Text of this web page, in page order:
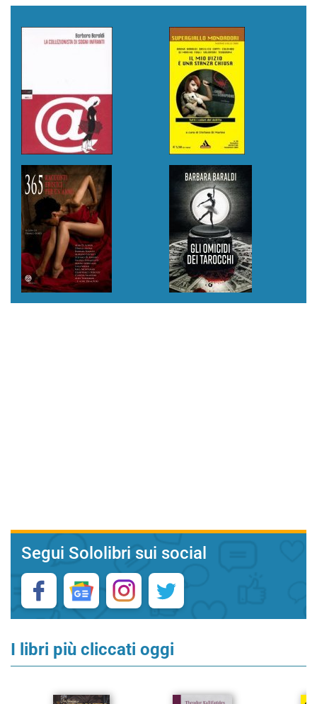
Segui Sololibri sui social
I libri più cliccati oggi